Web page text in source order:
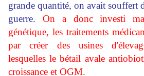
grande quantité, on avait souffert
guerre. On a donc investi
génétique, les traitements
par créer des usines
lesquelles le bétail avale
croissance et OGM.